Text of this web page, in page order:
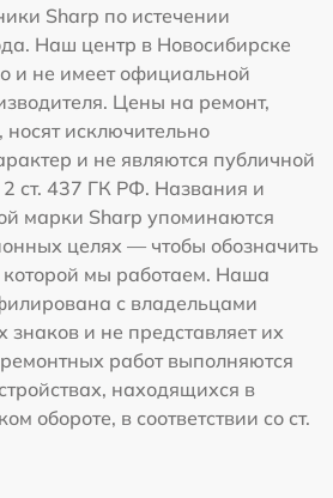
Sharp по истечении
Наш центр в Новосибирске
и не имеет официальной
Цены на ремонт,
исключительно
и не являются публичной
2 ст. 437 ГК РФ. Названия и
марки Sharp упоминаются
целях — чтобы обозначить
которой мы работаем. Наша
с владельцами
и не представляет их
работ выполняются
находящихся в
обороте, в соответствии со ст.